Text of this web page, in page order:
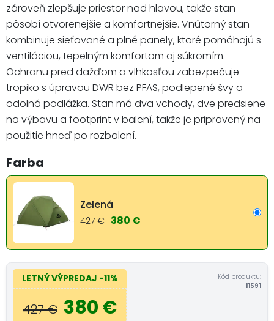
zároveň zlepšuje priestor nad hlavou, takže stan
pôsobí otvorenejšie a komfortnejšie. Vnútorný stan
kombinuje sieťované a plné panely, ktoré pomáhajú s
ventiláciou, tepelným komfortom aj súkromím.
Ochranu pred dažďom a vlhkosťou zabezpečuje
tropiko s úpravou DWR bez PFAS, podlepené švy a
odolná podlážka. Stan má dva vchody, dve predsiene
na výbavu a footprint v balení, takže je pripravený na
použitie hneď po rozbalení.
Farba
Zelená
427 € 380 €
LETNÝ VÝPREDAJ -11%
427 € 380 €
Kód produktu:
11591